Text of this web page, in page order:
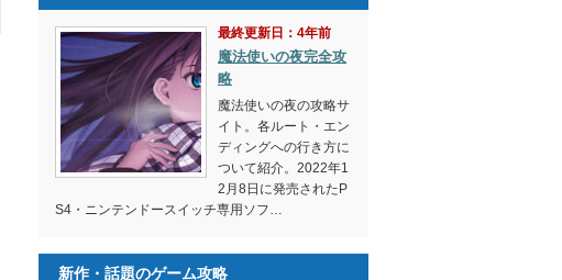
最終更新日：4年前
魔法使いの夜完全攻
略
魔法使いの夜の攻略サ
イト。各ルート・エン
ディングへの行き方に
ついて紹介。2022年1
2月8日に発売されたP
S4・ニンテンドースイッチ専用ソフ…
新作・話題のゲーム攻略